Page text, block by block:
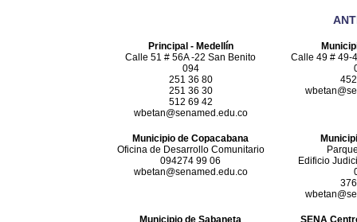
Principal - Medellín
Calle 51 # 56A -22 San Benito
094
251 36 80
251 36 30
512 69 42
wbetan@senamed.edu.co
Calle 49 # 49-
Municipio de Copacabana
Oficina de Desarrollo Comunitario
094274 99 06
wbetan@senamed.edu.co
Edificio
Municipio de Sabaneta
SENA